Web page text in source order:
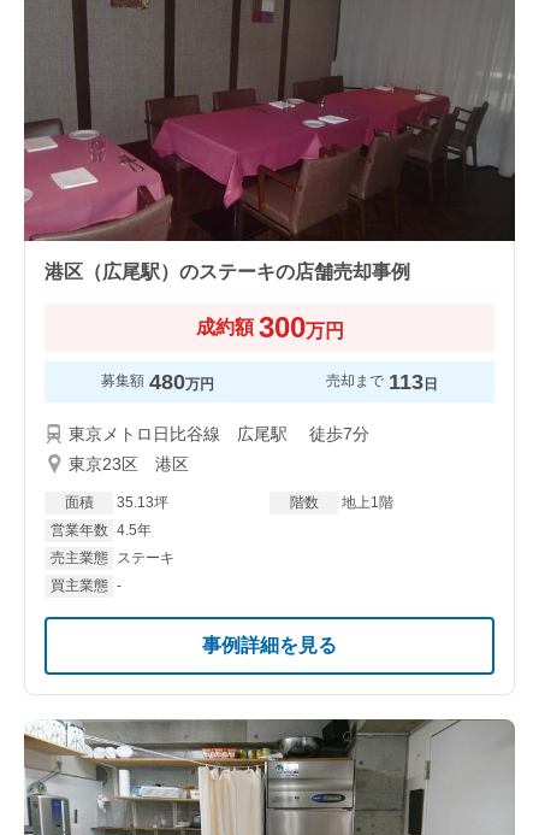
港区（広尾駅）のステーキの店舗売却事例
成約額 300万円
募集額 480万円 売却まで 113日
東京メトロ日比谷線 広尾駅 徒歩7分
東京23区 港区
面積 35.13坪 階数
地上1階
営業年数 4.5年
売主業態
ステーキ
買主業態 -
事例詳細を見る